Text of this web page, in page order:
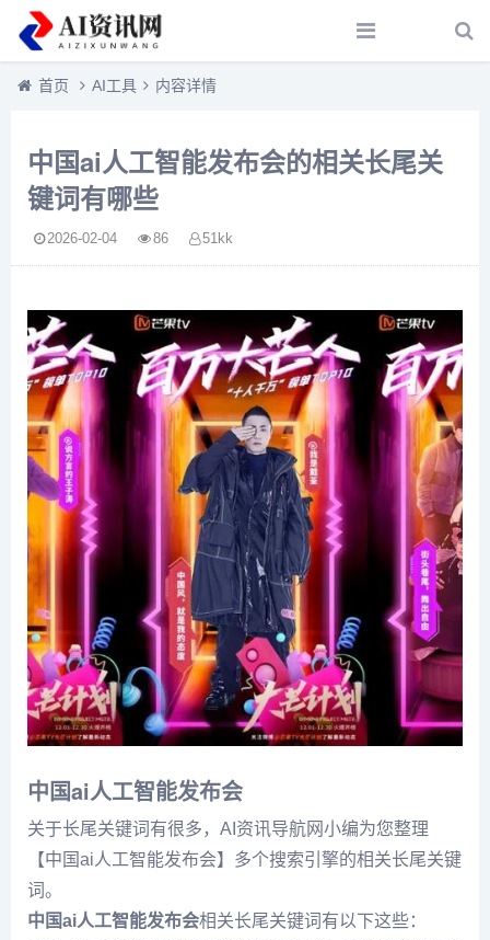
首页 AI工具 内容详情
中国ai人工智能发布会的相关长尾关
键词有哪些
2026-02-04 86 51kk
中国ai人工智能发布会
关于长尾关键词有很多，AI资讯导航网小编为您整理
【中国ai人工智能发布会】多个搜索引擎的相关长尾关键
词。
中国ai人工智能发布会相关长尾关键词有以下这些：